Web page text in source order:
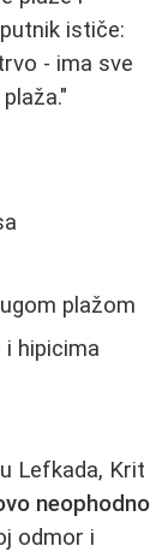
ističe:
- ima sve
plažom
hipicima
Lefkada, Krit
neophodno
odmor i